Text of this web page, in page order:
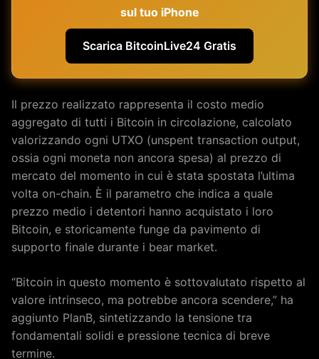
sul tuo iPhone
Scarica BitcoinLive24 Gratis
Il prezzo realizzato rappresenta il costo medio
aggregato di tutti i Bitcoin in circolazione, calcolato
valorizzando ogni UTXO (unspent transaction output,
ossia ogni moneta non ancora spesa) al prezzo di
mercato del momento in cui è stata spostata l’ultima
volta on-chain. È il parametro che indica a quale
prezzo medio i detentori hanno acquistato i loro
Bitcoin, e storicamente funge da pavimento di
supporto finale durante i bear market.
“Bitcoin in questo momento è sottovalutato rispetto al
valore intrinseco, ma potrebbe ancora scendere,” ha
aggiunto PlanB, sintetizzando la tensione tra
fondamentali solidi e pressione tecnica di breve
termine.